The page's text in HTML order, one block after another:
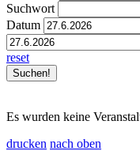
Suchwort
Datum
reset
Es wurden keine
drucken nach oben